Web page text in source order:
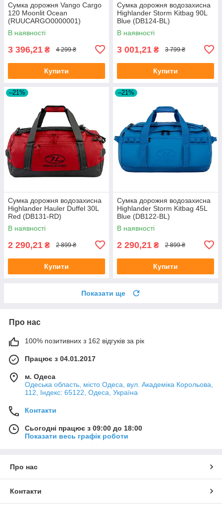
Сумка дорожня Vango Cargo
120 Moonlit Ocean
(RUUCARGO0000001)
В наявності
3 396,21 ₴ 4 299 ₴
Купити
Сумка дорожня водозахисна
Highlander Storm Kitbag 90L
Blue (DB124-BL)
В наявності
3 001,21 ₴ 3 799 ₴
Купити
–21%
Сумка дорожня водозахисна
Highlander Hauler Duffel 30L
Red (DB131-RD)
В наявності
2 290,21 ₴ 2 899 ₴
Купити
–21%
Сумка дорожня водозахисна
Highlander Storm Kitbag 45L
Blue (DB122-BL)
В наявності
2 290,21 ₴ 2 899 ₴
Купити
Показати ще
Про нас
100% позитивних з 162 відгуків за рік
Працює з 04.01.2017
м. Одеса
Одеська область, місто Одеса, вул. Академіка Корольова,
112, Індекс: 65122, Одеса, Україна
Контакти
Сьогодні працює з 09:00 до 18:00
Показати весь графік роботи
Про нас
Контакти